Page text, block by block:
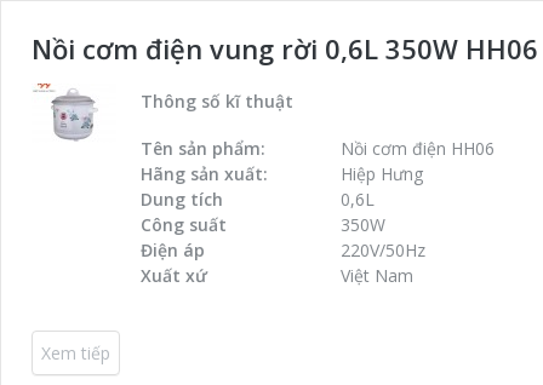
Nồi cơm điện vung rời 0,6L 350W HH06
Thông số kĩ thuật
Tên sản phẩm:
Nồi cơm điện HH06
Hãng sản xuất:
Hiệp Hưng
Dung tích
0,6L
Công suất
350W
Điện áp
220V/50Hz
Xuất xứ
Việt Nam
Xem tiếp